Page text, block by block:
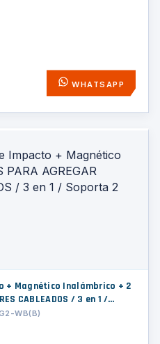
WHATSAPP
+ Magnético Inalámbrico + 2
CABLEADOS / 3 en 1 /
WB(B)